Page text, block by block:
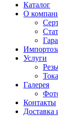
Каталог
О
Услуги
Галерея
Контакты
Доставка